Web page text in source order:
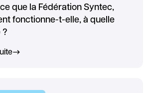
ce que la Fédération Syntec,
fonctionne-t-elle, à quelle
?